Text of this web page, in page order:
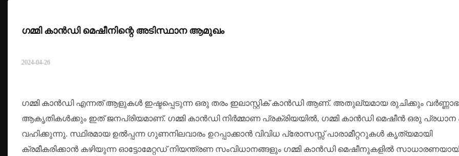
ഗമ്മി കാൻഡി മെഷീനിന്റെ അടിസ്ഥാന ആമുഖം
2024-04-26
ഗമ്മി കാൻഡി എന്നത് ആളുകൾ ഇഷ്ടപ്പെടുന്ന ഒരു തരം ഇലാസ്റ്റിക് കാൻഡി ആണ്. അതുല്യമായ രുചിക്കും
ആകൃതികൾക്കും ഇത് ജനപ്രിയമാണ്. ഗമ്മി കാൻഡി നിർമ്മാണ പ്രക്രിയയിൽ, ഗമ്മി കാൻഡി മെഷീൻ ഒരു പ്രധാന
വഹിക്കുന്നു. സ്ഥിരമായ ഉൽപ്പന്ന ഗുണനിലവാരം ഉറപ്പാക്കാൻ വിവിധ പ്രോസസ്സ് പാരാമീറ്ററുകൾ കൃത്യമായി
ക്രമീകരിക്കാൻ കഴിയുന്ന ഓട്ടോമേറ്റഡ് നിയന്ത്രണ സംവിധാനങ്ങളും ഗമ്മി കാൻഡി മെഷീനുകളിൽ